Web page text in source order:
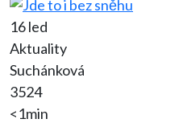
16 led
Aktuality
Suchánková
3524
<1min